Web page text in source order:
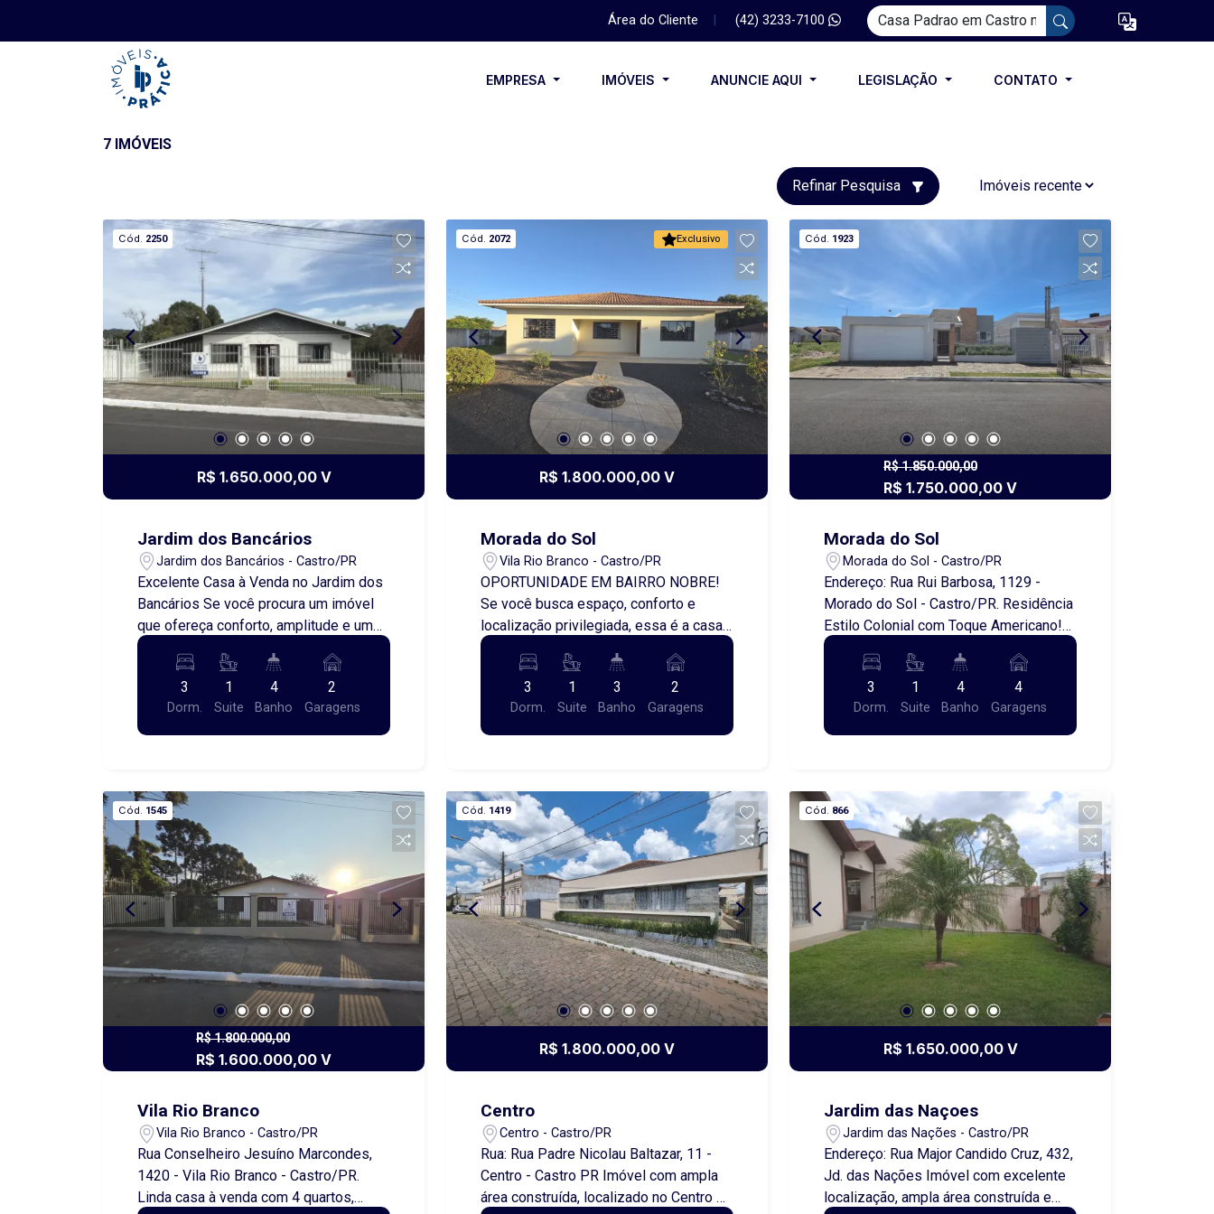
Área do Cliente (42) 3233-7100
EMPRESA IMÓVEIS ANUNCIE AQUI LEGISLAÇÃO CONTATO
7 IMÓVEIS
Refinar Pesquisa
Cód. 2250
R$ 1.650.000,00 V
Jardim dos Bancários
Jardim dos Bancários - Castro/PR
Excelente Casa à Venda no Jardim dos
Bancários Se você procura um imóvel
que ofereça conforto, amplitude e um
terreno diferenciado, esta é a
oportunidade ideal! Localizada em um
dos bairros mais tranquilos e
valorizados da cidade, esta belíssima
residência encanta pelos ambientes
proporcionando muito bem-estar para
toda a família. O imóvel conta com: * 3
quartos, sendo 1 suíte com closet; *
Escritório; * Sala de estar; * Sala de
jantar; * Cozinha; * Banheiro social; *
Semi mobiliada, com móveis
planejados que oferecem praticidade e
sofisticação. No piso inferior, dispõe
de: * Garagem coberta; * Lavanderia; * 1
quarto adicional; * Banheiro, ideal para
hóspedes, colaboradores ou espaço
multifuncional. Espaço gourmet
completo Nos fundos, uma excelente
cozinha e banheiro, perfeita para reunir
familiares e amigos. O imóvel também
possui um cômodo independente
destinado a depósito. Um terreno que
faz toda a diferença! São 2.759,00 m²
3
Dorm.
1
Suite
4
Banho
2
Garagens
Exclusivo
Cód. 2072
R$ 1.800.000,00 V
Morada do Sol
Vila Rio Branco - Castro/PR
OPORTUNIDADE EM BAIRRO NOBRE!
Se você busca espaço, conforto e
localização privilegiada, essa é a casa
ideal para você e sua família! Casa de
esquina, localizada na Rua Francisco
Assis de Andrade, 1184, esquina com a
Rua Francisco Botogoski, em bairro
nobre da cidade. 192,00 m² de área
alvenaria * 4 quartos, sendo 1 suíte *
Cozinha planejada * Sala de estar e
jantar conjugadas * Escritório * Banheiro
social * Espaço com churrasqueira e
banheiro * Área de serviço * Quarto
para ferramentas * Garagem coberta
para 2 carros Imóvel com excelente
posição e amplo espaço externo, ideal
para quem valoriza conforto,
privacidade e ótima localização. Entre
em contato para mais informações e
agende sua visita!
3
Dorm.
1
Suite
3
Banho
2
Garagens
Cód. 1923
R$ 1.850.000,00
R$ 1.750.000,00 V
Morada do Sol
Morada do Sol - Castro/PR
Endereço: Rua Rui Barbosa, 1129 -
Morado do Sol - Castro/PR. Residência
Estilo Colonial com Toque Americano!
Conforto e Sofisticação em Cada
Detalhe Apresentamos uma linda casa
à venda, localizada em um terreno de
525,00 metros quadrados, com 240,00
metros quadrados de área construída,
Com arquitetura colonial e detalhes de
inspiração americana, esta residência
combina charme e modernidade,
distribuída em ambientes amplos e
bem planejados: Sala de estar e sala de
jantar integradas, perfeitas para receber
a família e amigos; Cozinha funcional e
bem iluminada; Escritório privativo,
ideal para o trabalho em casa; Lavabo e
área de serviço independente; Três
dormitórios, sendo uma suíte elegante;
Quartos equipados com venezianas
automáticas, que unem conforto e
verdadeiro convite ao lazer: Ampla área
gourmet com churrasqueira e lavabo,
pensada para momentos de
convivência; Garagem para até 4
veículos (2 cobertos); Canil planejado;
3
Dorm.
1
Suite
4
Banho
4
Garagens
Cód. 1545
R$ 1.800.000,00
R$ 1.600.000,00 V
Vila Rio Branco
Vila Rio Branco - Castro/PR
Rua Conselheiro Jesuíno Marcondes,
1420 - Vila Rio Branco - Castro/PR.
Linda casa à venda com 4 quartos,
Cód. 1419
R$ 1.800.000,00 V
Centro
Centro - Castro/PR
Rua: Rua Padre Nicolau Baltazar, 11 -
Centro - Castro PR Imóvel com ampla
área construída, localizado no Centro de
Cód. 866
R$ 1.650.000,00 V
Jardim das Naçoes
Jardim das Nações - Castro/PR
Endereço: Rua Major Candido Cruz, 432,
Jd. das Nações Imóvel com excelente
localização, ampla área construída e